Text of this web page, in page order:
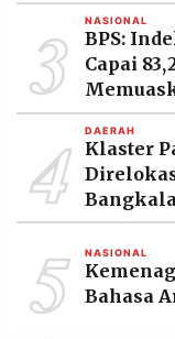
3 NASIONAL
BPS:
Capai
4 DAERAH
Klaster
5 NASIONAL
Bahasa